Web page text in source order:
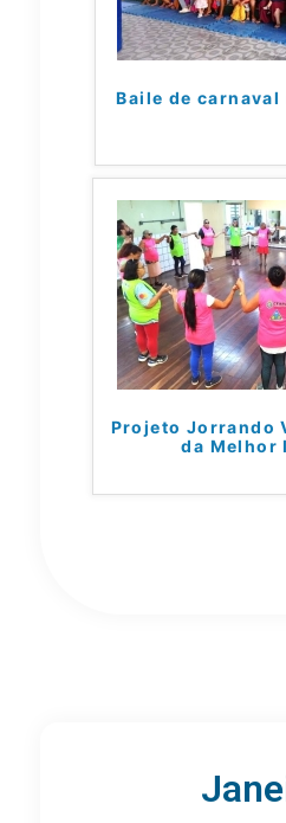
Baile de
Projeto Jorrando
da Melhor